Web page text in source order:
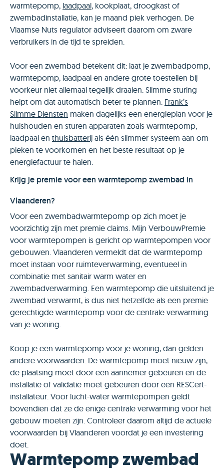
warmtepomp, laadpaal, kookplaat, droogkast of
zwembadinstallatie, kan je maand piek verhogen. De
Vlaamse Nuts regulator adviseert daarom om zware
verbruikers in de tijd te spreiden.
Voor een zwembad betekent dit: laat je zwembadpomp,
warmtepomp, laadpaal en andere grote toestellen bij
voorkeur niet allemaal tegelijk draaien. Slimme sturing
helpt om dat automatisch beter te plannen. Frank’s
Slimme Diensten maken dagelijks een energieplan voor je
huishouden en sturen apparaten zoals warmtepomp,
laadpaal en thuisbatterij als één slimmer systeem aan om
pieken te voorkomen en het beste resultaat op je
energiefactuur te halen.
Krijg je premie voor een warmtepomp zwembad in
Vlaanderen?
Voor een zwembadwarmtepomp op zich moet je
voorzichtig zijn met premie claims. Mijn VerbouwPremie
voor warmtepompen is gericht op warmtepompen voor
gebouwen. Vlaanderen vermeldt dat de warmtepomp
moet instaan voor ruimteverwarming, eventueel in
combinatie met sanitair warm water en
zwembadverwarming. Een warmtepomp die uitsluitend je
zwembad verwarmt, is dus niet hetzelfde als een premie
gerechtigde warmtepomp voor de centrale verwarming
van je woning.
Koop je een warmtepomp voor je woning, dan gelden
andere voorwaarden. De warmtepomp moet nieuw zijn,
de plaatsing moet door een aannemer gebeuren en de
installatie of validatie moet gebeuren door een RESCert-
installateur. Voor lucht-water warmtepompen geldt
bovendien dat ze de enige centrale verwarming voor het
gebouw moeten zijn. Controleer daarom altijd de actuele
voorwaarden bij Vlaanderen voordat je een investering
doet.
Warmtepomp zwembad